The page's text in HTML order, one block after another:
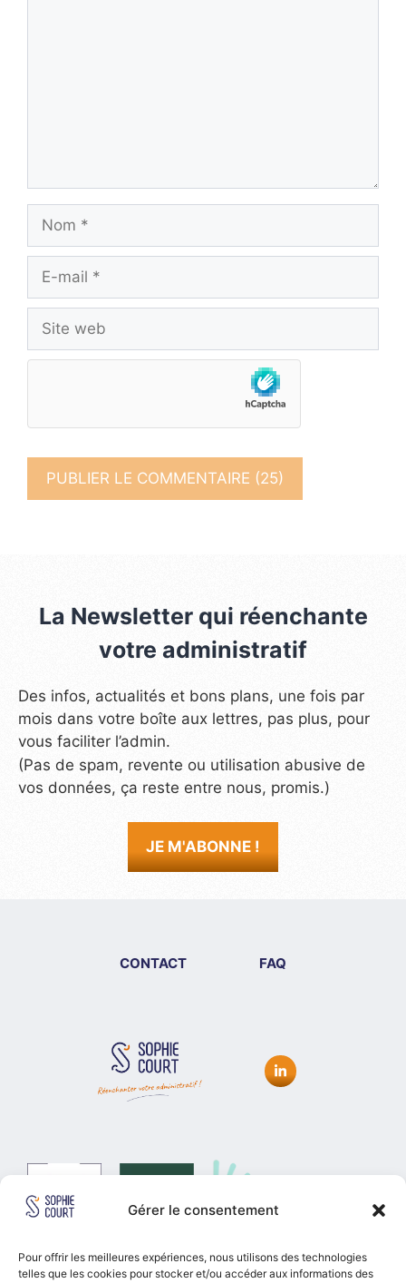
Gérer le consentement
Pour offrir les meilleures expériences, nous utilisons des technologies
telles que les cookies pour stocker et/ou accéder aux informations des
Nom
Site
web
La Newsletter qui réenchante
votre administratif
Des infos, actualités et bons plans, une fois par
mois dans votre boîte aux lettres, pas plus, pour
vous faciliter l’admin.
(Pas de spam, revente ou utilisation abusive de
vos données, ça reste entre nous, promis.)
JE M'ABONNE !
CONTACT FAQ